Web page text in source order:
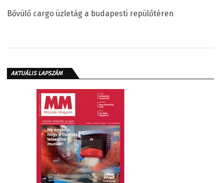
Bővülő cargo üzletág a budapesti repülőtéren
AKTUÁLIS LAPSZÁM